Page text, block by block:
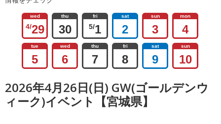
wed
4/29
thu
30
fri
5/1
sat
2
sun
3
mon
4
tue
5
wed
6
thu
7
fri
8
sat
9
sun
10
2026年4月26日(日) GW(ゴールデンウ
ィーク)イベント【宮城県】